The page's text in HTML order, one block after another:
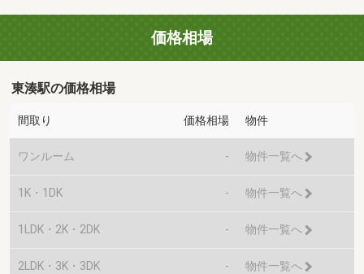
価格相場
東湊駅の価格相場
間取り 価格相場 物件
ワンルーム - 物件一覧へ
1K・1DK - 物件一覧へ
1LDK・2K・2DK - 物件一覧へ
2LDK・3K・3DK - 物件一覧へ